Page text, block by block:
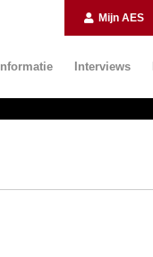
Mijn AES
Informatie Interviews